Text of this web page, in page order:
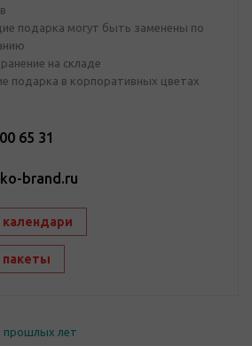
подарка могут быть заменены по
на складе
подарка в корпоративных цветах
65 31
brand.ru
календари
пакеты
прошлых лет